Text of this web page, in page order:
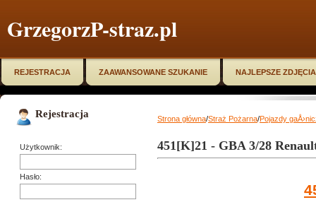
GrzegorzP-straz.pl
REJESTRACJA ZAAWANSOWANE SZUKANIE NAJLEPSZE ZDJĘCIA
Rejestracja
Użytkownik:
Hasło:
Strona główna/Straż Pożarna/Pojazdy
451[K]21 - GBA 3/28